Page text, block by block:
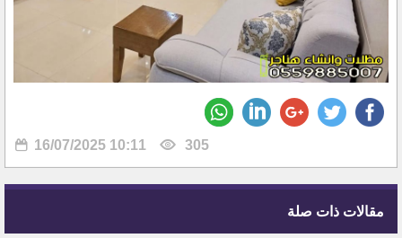
16/07/2025 10:11 305
مقالات ذات صلة